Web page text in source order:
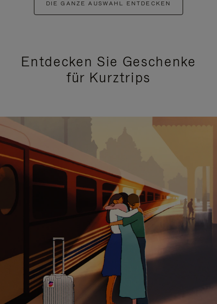
DIE GANZE AUSWAHL ENTDECKEN
Entdecken Sie Geschenke
für Kurztrips